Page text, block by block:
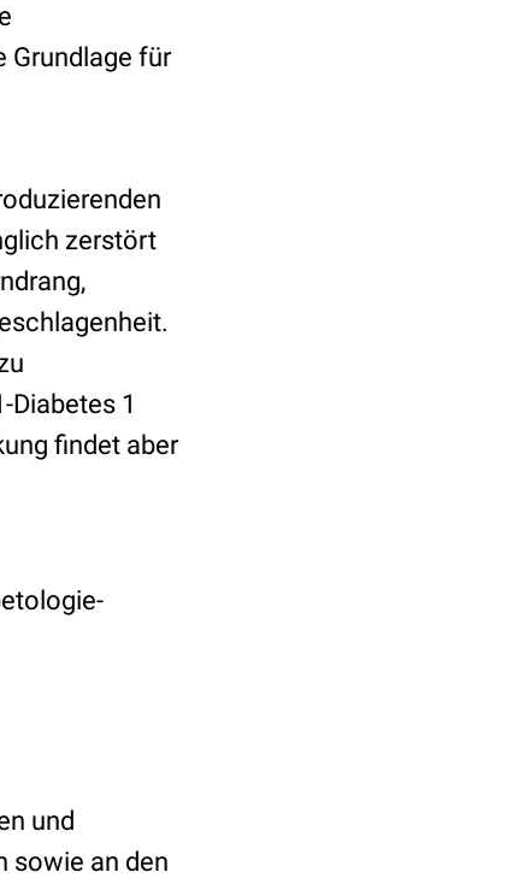
Grundlage für
zerstört
1
findet aber
und
sowie an den